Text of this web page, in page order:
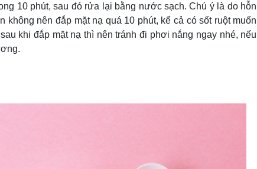
10 phút, sau đó rửa lại bằng nước sạch. Chú ý là do hỗn
không nên đắp mặt nạ quá 10 phút, kể cả có sốt ruột muốn
khi đắp mặt nạ thì nên tránh đi phơi nắng ngay nhé, nếu